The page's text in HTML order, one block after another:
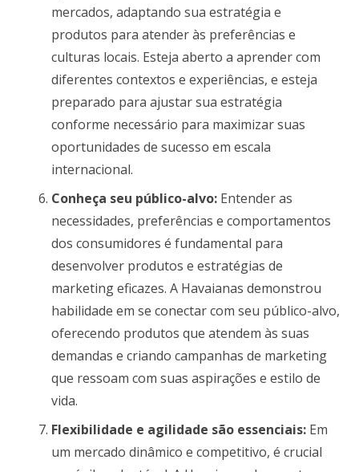
mercados, adaptando sua estratégia e
produtos para atender às preferências e
culturas locais. Esteja aberto a aprender com
diferentes contextos e experiências, e esteja
preparado para ajustar sua estratégia
conforme necessário para maximizar suas
oportunidades de sucesso em escala
internacional.
Conheça seu público-alvo: Entender as
necessidades, preferências e comportamentos
dos consumidores é fundamental para
desenvolver produtos e estratégias de
marketing eficazes. A Havaianas demonstrou
habilidade em se conectar com seu público-alvo,
oferecendo produtos que atendem às suas
demandas e criando campanhas de marketing
que ressoam com suas aspirações e estilo de
vida.
Flexibilidade e agilidade são essenciais: Em
um mercado dinâmico e competitivo, é crucial